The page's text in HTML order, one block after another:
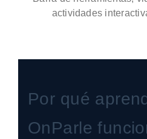
actividades
Por qué
OnParle